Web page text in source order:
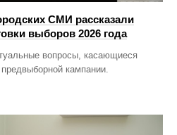
СМИ рассказали
выборов 2026 года
вопросы, касающиеся
кампании.